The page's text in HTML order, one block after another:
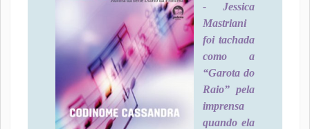
- Jessica
Mastriani
foi tachada
como a
“Garota do
Raio” pela
imprensa
quando ela